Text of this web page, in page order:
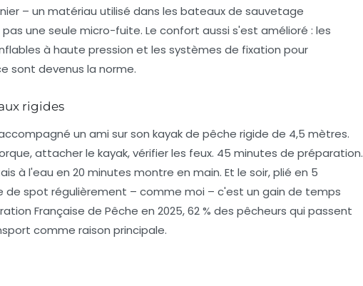
– un matériau utilisé dans les bateaux de sauvetage
une seule micro-fuite. Le confort aussi s'est amélioré : les
à haute pression et les systèmes de fixation pour
sont devenus la norme.
rigides
un ami sur son kayak de pêche rigide de 4,5 mètres.
attacher le kayak, vérifier les feux. 45 minutes de préparation.
à l'eau en 20 minutes montre en main. Et le soir, plié en 5
de spot régulièrement – comme moi – c'est un gain de temps
Française de Pêche en 2025, 62 % des pêcheurs qui passent
comme raison principale.